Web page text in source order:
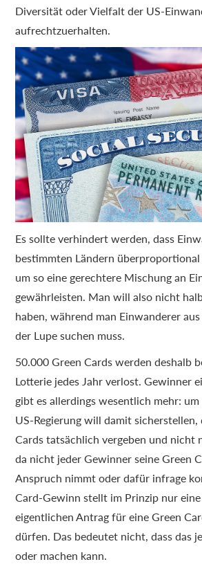
Diversität oder Vielfalt der US-
aufrechtzuerhalten.
Es sollte verhindert werden, dass
bestimmten Ländern
um so eine gerechtere Mischung an
gewährleisten. Man will also nicht
haben, während man Einwanderer
der Lupe suchen muss.
50.000 Green Cards werden deshalb
Lotterie jedes Jahr verlost. Gewinner
gibt es allerdings wesentlich mehr:
US-Regierung will damit sicherstellen,
Cards tatsächlich vergeben und nicht
da nicht jeder Gewinner seine Green
Anspruch nimmt oder dafür infrage
Card-Gewinn stellt im Prinzip nur
eigentlichen Antrag für eine Green
dürfen. Das bedeutet nicht, dass das
oder machen kann.